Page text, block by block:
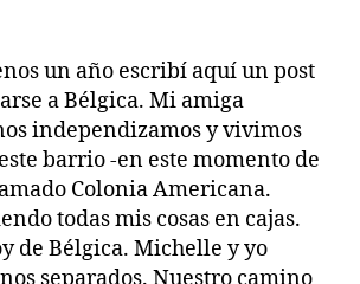
un año escribí aquí un post
a Bélgica. Mi amiga
independizamos y vivimos
barrio -en este momento de
Colonia Americana.
todas mis cosas en cajas.
de Bélgica. Michelle y yo